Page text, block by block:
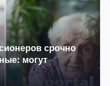
срочно
могут